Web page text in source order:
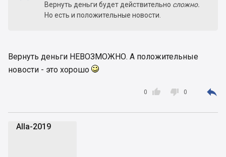
Вернуть деньги будет действительно сложно.
Но есть и положительные новости.
Вернуть деньги НЕВОЗМОЖНО. А положительные
новости - это хорошо

0  0 
Alla-2019